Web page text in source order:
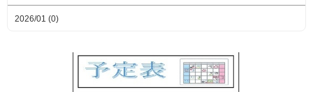
2026/01 (0)